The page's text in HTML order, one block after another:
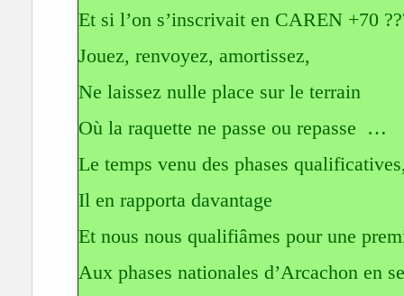
Et si l’on s’inscrivait en CAREN +70
Jouez, renvoyez, amortissez,
Ne laissez nulle place sur le terrain
Où la raquette ne passe ou repasse …
Le temps venu des phases
Il en rapporta davantage
Et nous nous qualifiâmes pour une
Aux phases nationales d’Arcachon en